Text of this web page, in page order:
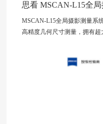
思看 MSCAN-L15全
MSCAN-L15全局摄影测量系
高精度几何尺寸测量，拥有超